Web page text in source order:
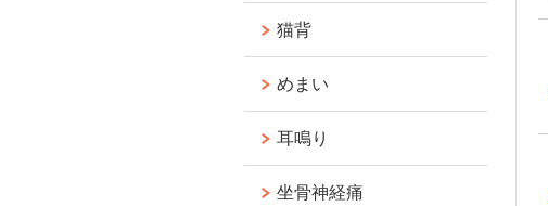
猫背
めまい
耳鳴り
坐骨神経痛